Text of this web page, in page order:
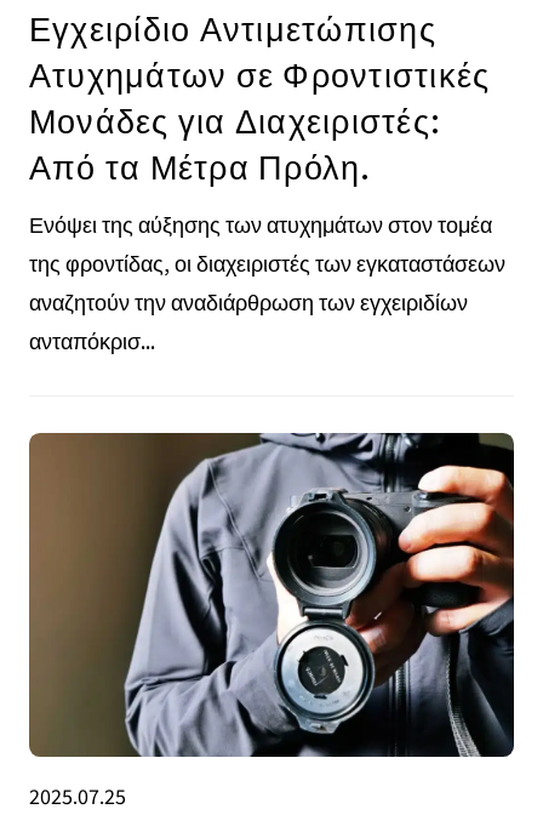
Εγχειρίδιο Αντιμετώπισης
Ατυχημάτων σε Φροντιστικές
Μονάδες για Διαχειριστές:
Από τα Μέτρα Πρόλη.
Ενόψει της αύξησης των ατυχημάτων στον τομέα
της φροντίδας, οι διαχειριστές των εγκαταστάσεων
αναζητούν την αναδιάρθρωση των εγχειριδίων
ανταπόκρισ...
2025.07.25